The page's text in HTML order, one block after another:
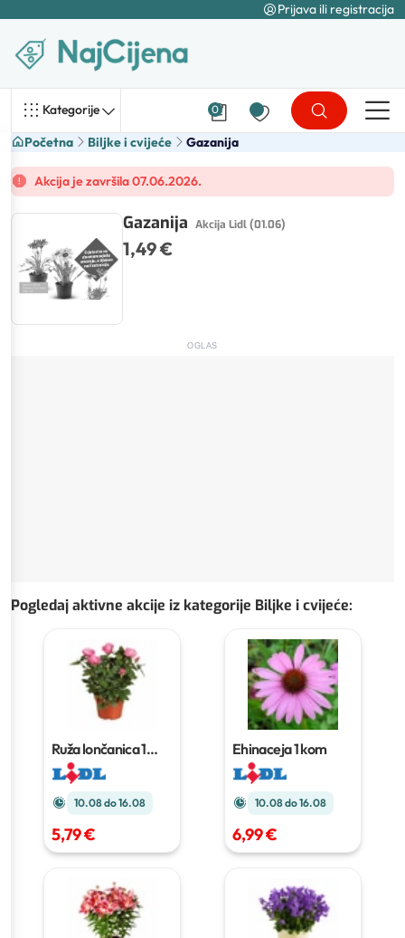
Prijava ili registracija
Kategorije 0
Početna Biljke i cvijeće Gazanija
Akcija je završila 07.06.2026.
Gazanija Akcija Lidl (01.06)
1,49 €
OGLAS
Pogledaj aktivne akcije iz kategorije Biljke i cvijeće:
Ruža lončanica1
kom
10.08 do 16.08
5,79 €
Ehinaceja1 kom
10.08 do 16.08
6,99 €